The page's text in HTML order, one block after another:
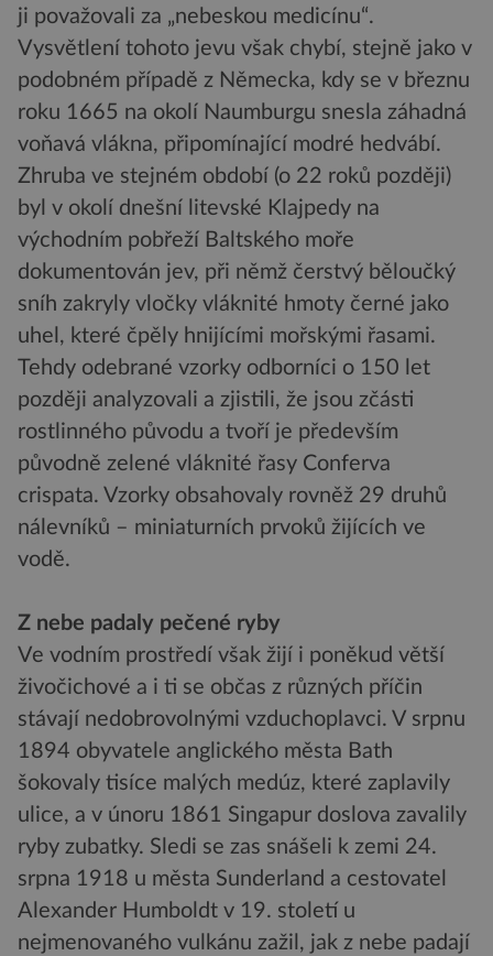
ji považovali za „nebeskou medicínu“.
Vysvětlení tohoto jevu však chybí, stejně jako v
podobném případě z Německa, kdy se v březnu
roku 1665 na okolí Naumburgu snesla záhadná
voňavá vlákna, připomínající modré hedvábí.
Zhruba ve stejném období (o 22 roků později)
byl v okolí dnešní litevské Klajpedy na
východním pobřeží Baltského moře
dokumentován jev, při němž čerstvý běloučký
sníh zakryly vločky vláknité hmoty černé jako
uhel, které čpěly hnijícími mořskými řasami.
Tehdy odebrané vzorky odborníci o 150 let
později analyzovali a zjistili, že jsou zčásti
rostlinného původu a tvoří je především
původně zelené vláknité řasy Conferva
crispata. Vzorky obsahovaly rovněž 29 druhů
nálevníků – miniaturních prvoků žijících ve
vodě.
Z nebe padaly pečené ryby
Ve vodním prostředí však žijí i poněkud větší
živočichové a i ti se občas z různých příčin
stávají nedobrovolnými vzduchoplavci. V srpnu
1894 obyvatele anglického města Bath
šokovaly tisíce malých medúz, které zaplavily
ulice, a v únoru 1861 Singapur doslova zavalily
ryby zubatky. Sledi se zas snášeli k zemi 24.
srpna 1918 u města Sunderland a cestovatel
Alexander Humboldt v 19. století u
nejmenovaného vulkánu zažil, jak z nebe padají